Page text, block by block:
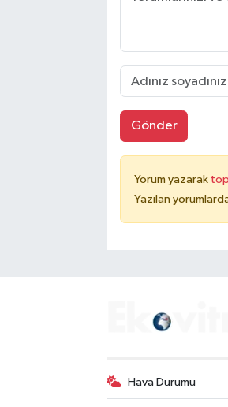
Gönder
Yorum yazarak
Yazılan
Hava Durumu